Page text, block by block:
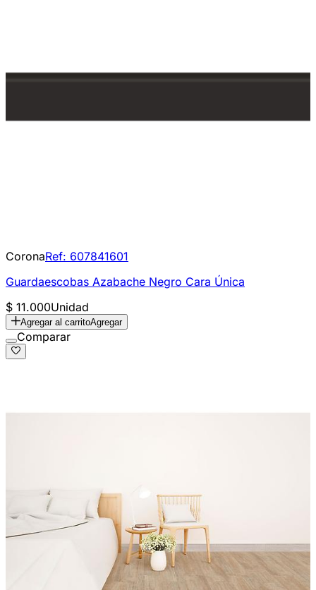
CoronaRef: 607841601
Guardaescobas Azabache Negro Cara Única
$ 11.000Unidad
Agregar al carritoAgregar
Comparar